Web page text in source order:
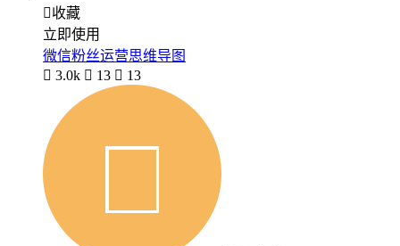
收藏
立即使用
微信粉丝运营思维导图
 3.0k  13  13